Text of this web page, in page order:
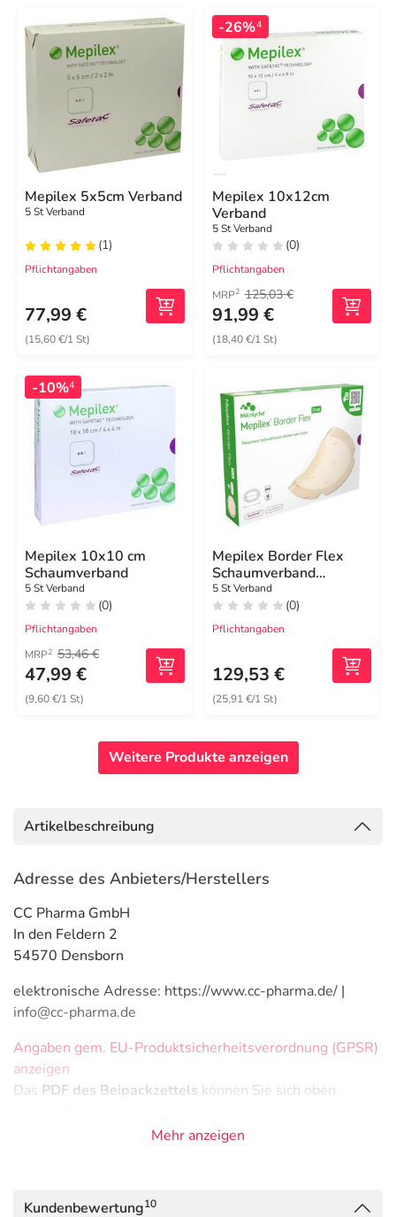
Mepilex 5x5cm Verband
5 St Verband
(1)
Pflichtangaben
77,99 €
(15,60 €/1 St)
-26%4
Mepilex 10x12cm
Verband
5 St Verband
(0)
Pflichtangaben
MRP2 125,03 €
91,99 €
(18,40 €/1 St)
-10%4
Mepilex 10x10 cm
Schaumverband
5 St Verband
(0)
Pflichtangaben
MRP2 53,46 €
47,99 €
(9,60 €/1 St)
Mepilex Border Flex
Schaumverband
haft.7,8x10 cm oval
5 St Verband
(0)
Pflichtangaben
129,53 €
(25,91 €/1 St)
Weitere Produkte anzeigen
Artikelbeschreibung
Adresse des Anbieters/Herstellers
CC Pharma GmbH
In den Feldern 2
54570 Densborn
elektronische Adresse: https://www.cc-pharma.de/ |
info@cc-pharma.de
Angaben gem. EU-Produktsicherheitsverordnung (GPSR)
anzeigen
Das PDF des Beipackzettels können Sie sich oben
Mehr anzeigen
Kundenbewertung10